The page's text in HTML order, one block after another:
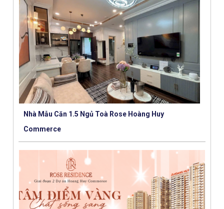
Nhà Mẫu Căn 1.5 Ngủ Toà Rose Hoàng Huy
Commerce